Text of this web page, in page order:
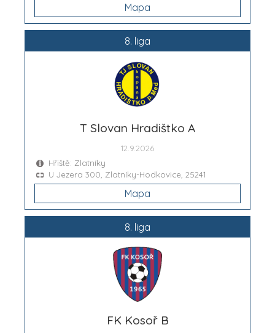
Mapa
8. liga
T Slovan Hradištko A
12.9.2026
Hřiště: Zlatníky
U Jezera 300, Zlatníky-Hodkovice, 25241
Mapa
8. liga
FK Kosoř B